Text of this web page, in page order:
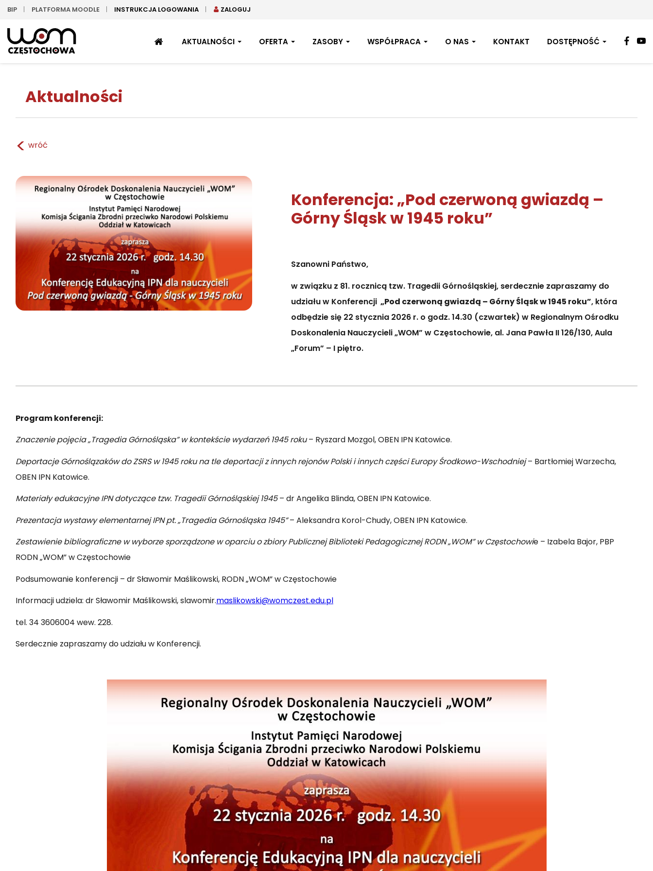
BIP PLATFORMA MOODLE INSTRUKCJA LOGOWANIA ZALOGUJ
STRONAAKTUALNOŚCI OFERTA ZASOBY WSPÓŁPRACA O NAS KONTAKT DOSTĘPNOŚĆ
Aktualności
< wróć
Konferencja: „Pod czerwoną gwiazdą –
Górny Śląsk w 1945 roku”
Szanowni Państwo,
w związku z 81. rocznicą tzw. Tragedii Górnośląskiej, serdecznie zapraszamy do
udziału w Konferencji „Pod czerwoną gwiazdą – Górny Śląsk w 1945 roku”, która
odbędzie się 22 stycznia 2026 r. o godz. 14.30 (czwartek) w Regionalnym Ośrodku
Doskonalenia Nauczycieli „WOM” w Częstochowie, al. Jana Pawła II 126/130, Aula
„Forum” – I piętro.
Program konferencji:
Znaczenie pojęcia „Tragedia Górnośląska” w kontekście wydarzeń 1945 roku– Ryszard Mozgol, OBEN IPN Katowice.
Deportacje Górnoślązaków do ZSRS w 1945 roku na tle deportacji z innych rejonów Polski i innych części Europy Środkowo-Wschodniej– Bartłomiej Warzecha,
OBEN IPN Katowice.
Materiały edukacyjne IPN dotyczące tzw. Tragedii Górnośląskiej 1945– dr Angelika Blinda, OBEN IPN Katowice.
Prezentacja wystawy elementarnej IPN pt. „Tragedia Górnośląska 1945”– Aleksandra Korol-Chudy, OBEN IPN Katowice.
Zestawienie bibliograficzne w wyborze sporządzone w oparciu o zbiory Publicznej Biblioteki Pedagogicznej RODN „WOM” w Częstochowie – Izabela Bajor, PBP
RODN „WOM” w Częstochowie
Podsumowanie konferencji – dr Sławomir Maślikowski, RODN „WOM” w Częstochowie
Informacji udziela: dr Sławomir Maślikowski, slawomir.maslikowski@womczest.edu.pl
tel. 34 3606004 wew. 228.
Serdecznie zapraszamy do udziału w Konferencji.